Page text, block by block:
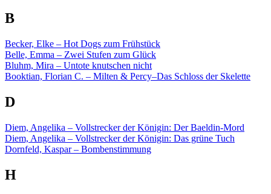
B
Becker, Elke – Hot Dogs zum Frühstück
Belle, Emma – Zwei Stufen zum Glück
Bluhm, Mira – Untote knutschen nicht
Booktian, Florian C. – Milten & Percy–Das Schloss der Skelette
D
Diem, Angelika – Vollstrecker der Königin: Der Baeldin-Mord
Diem, Angelika – Vollstrecker der Königin: Das grüne Tuch
Dornfeld, Kaspar – Bombenstimmung
H